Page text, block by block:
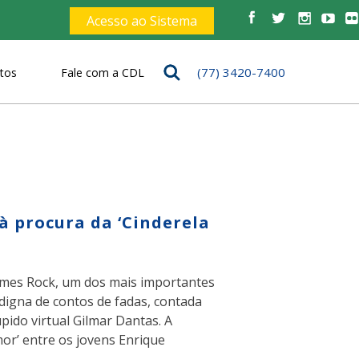
Acesso ao Sistema
Fale com a CDL s (77) 3420-7400
da ‘Cinderela
Rock, um dos mais importantes
de contos de fadas, contada
virtual Gilmar Dantas. A
entre os jovens Enrique